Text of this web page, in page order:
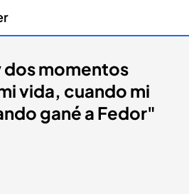
momentos
vida, cuando mi
gané a Fedor"